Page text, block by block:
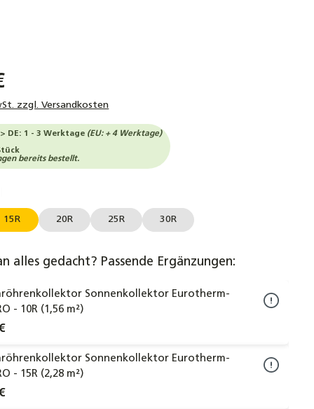
zzgl. Versandkosten
DE: 1 - 3 Werktage (EU: + 4 Werktage)
bereits bestellt.
15R 20R 25R 30R
alles gedacht? Passende Ergänzungen:
Sonnenkollektor Eurotherm-
- 10R (1,56 m²)
Sonnenkollektor Eurotherm-
- 15R (2,28 m²)